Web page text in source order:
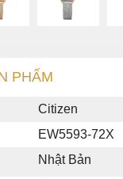
PHẨM
Citizen
EW5593-72X
Nhật Bản